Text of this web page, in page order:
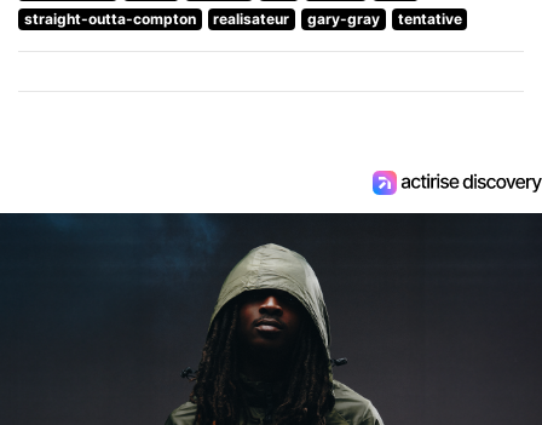
straight-outta-compton
realisateur gary-gray tentative